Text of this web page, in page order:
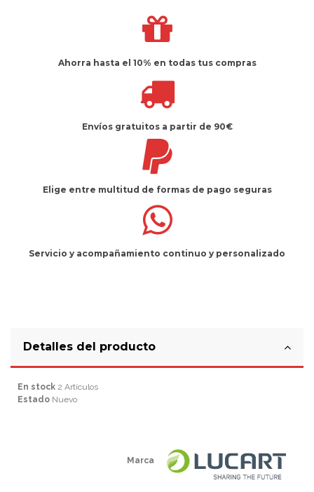
Ahorra hasta el 10% en todas tus compras
Envíos gratuitos a partir de 90€
Elige entre multitud de formas de pago seguras
Servicio y acompañamiento continuo y personalizado
Detalles del producto
Marca
En stock 2 Artículos
Estado Nuevo